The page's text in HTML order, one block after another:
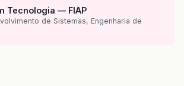
Tecnologia — FIAP
de Sistemas, Engenharia de